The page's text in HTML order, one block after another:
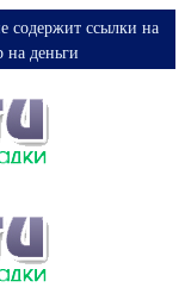
содержит ссылки на
на деньги